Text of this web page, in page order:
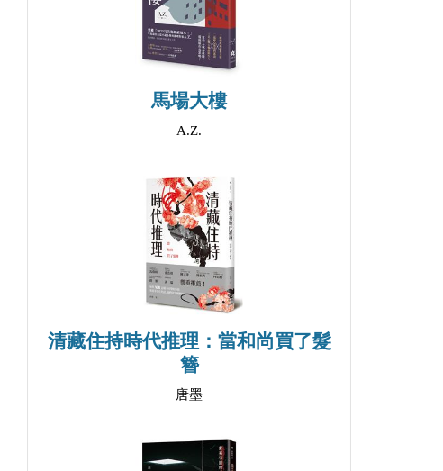
馬場大樓
A.Z.
清藏住持時代推理：當和尚買了髮
簪
唐墨